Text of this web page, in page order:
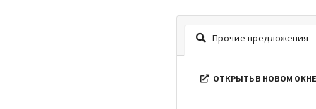
Прочие предложения
ОТКРЫТЬ В НОВОМ